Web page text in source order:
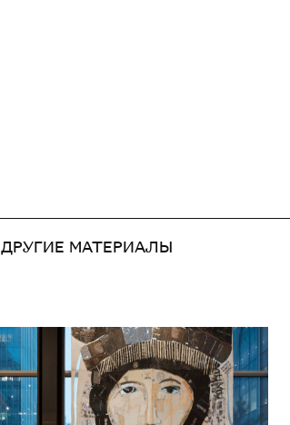
ДРУГИЕ МАТЕРИАЛЫ